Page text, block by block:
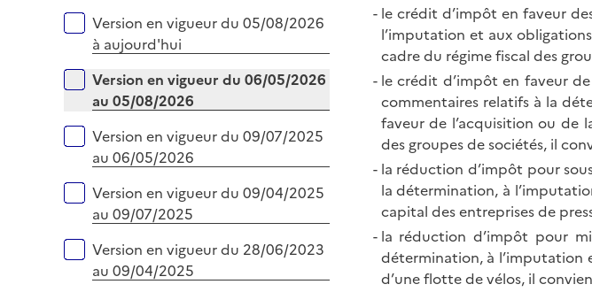
l
i
r
Versions sur la période
Version en vigueur du 05/08/2026
à aujourd'hui
Version en vigueur du 06/05/2026
au 05/08/2026
Version en vigueur du 09/07/2025
au 06/05/2026
Version en vigueur du 09/04/2025
au 09/07/2025
Version en vigueur du 28/06/2023
au 09/04/2025
le crédit d’impôt en faveur
l’imputation et aux
cadre du régime fiscal des
le crédit d’impôt en faveur
commentaires relatifs à la
faveur de l’acquisition ou de
des groupes de sociétés, il
la réduction d’impôt pour
la détermination, à
capital des entreprises de
la réduction d’impôt pour
détermination, à l’imputation
d’une flotte de vélos, il